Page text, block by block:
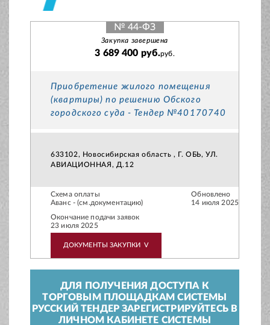
№ 44-ФЗ
Закупка завершена
3 689 400 руб.руб.
Приобретение жилого помещения
(квартиры) по решению Обского
городского суда - Тендер №40170740
633102, Новосибирская область , Г. ОБЬ, УЛ.
АВИАЦИОННАЯ, Д.12
Схема оплаты
Аванс - (см.документацию)
Обновлено
14 июля 2025
Окончание подачи заявок
23 июля 2025
ДОКУМЕНТЫ ЗАКУПКИ V
ДЛЯ ПОЛУЧЕНИЯ ДОСТУПА К
ТОРГОВЫМ ПЛОЩАДКАМ СИСТЕМЫ
РУССКИЙ ТЕНДЕР ЗАРЕГИСТРИРУЙТЕСЬ В
ЛИЧНОМ КАБИНЕТЕ СИСТЕМЫ